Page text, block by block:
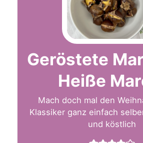
Geröstete
Heiße
Mach doch mal den
Klassiker ganz einfach
und köstlich